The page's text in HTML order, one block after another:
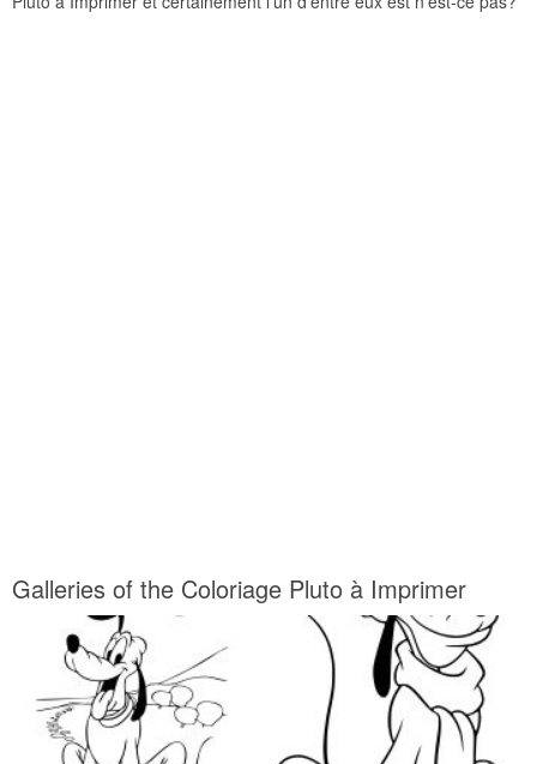
Galleries of the Coloriage Pluto à Imprimer